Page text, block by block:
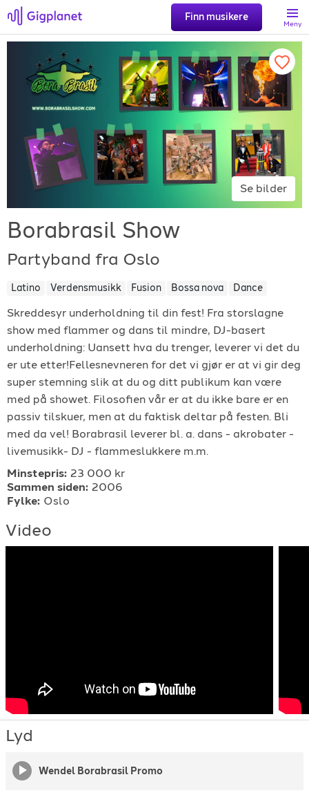
Finn musikere
Meny
Søk
Favoritter
Logg inn
Registrer artist
Gigplanet
For arrangører
For musiker
Support
+4790640887
Se bilder
Borabrasil Show
Partyband fra Oslo
Latino Verdensmusikk Fusion Bossa nova Dance
Skreddesyr underholdning til din fest! Fra storslagne
show med flammer og dans til mindre, DJ-basert
underholdning: Uansett hva du trenger, leverer vi det du
er ute etter!Fellesnevneren for det vi gjør er at vi gir deg
super stemning slik at du og ditt publikum kan være
med på showet. Filosofien vår er at du ikke bare er en
passiv tilskuer, men at du faktisk deltar på festen. Bli
med da vel! Borabrasil leverer bl. a. dans - akrobater -
livemusikk- DJ - flammeslukkere m.m.
Minstepris: 23 000 kr
Sammen siden: 2006
Fylke: Oslo
Video
Lyd
Wendel Borabrasil Promo